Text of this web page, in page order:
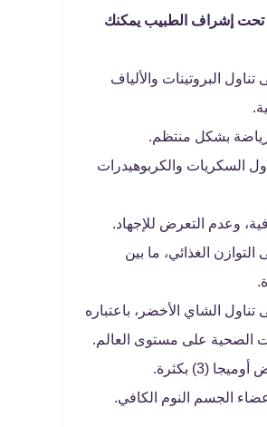
إشراف الطبيب يمكنك
البروتينات والألياف
بشكل منتظم.
السكريات والكربوهيدرات
وعدم التعرض للإجهاد.
التوازن الغذائي، ما بين
الشاي الأخضر، باعتباره
الصحية على مستوى العالم.
(3) بكثرة.
الجسم النوم الكافي.